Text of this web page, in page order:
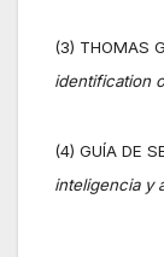
(3) THOMAS
identification
(4) GUÍA DE
inteligencia y